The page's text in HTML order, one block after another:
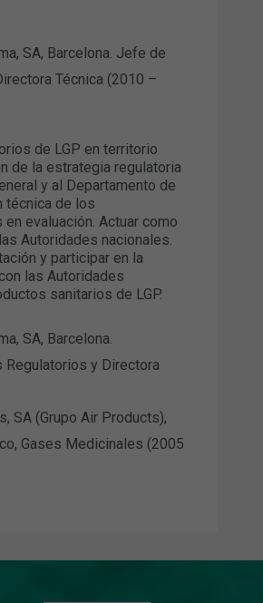
SA, Barcelona. Jefe de
Técnica (2010 –
de LGP en territorio
de la estrategia regulatoria
y al Departamento de
técnica de los
evaluación. Actuar como
Autoridades nacionales.
y participar en la
las Autoridades
sanitarios de LGP.
SA, Barcelona.
y Directora
SA (Grupo Air Products),
Gases Medicinales (2005